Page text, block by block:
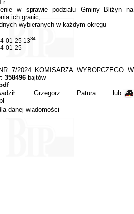
r.
w sprawie podziału Gminy Bliżyn na
ich granic,
wybieranych w każdym okręgu
01-25 1334
01-25
7/2024 KOMISARZA WYBORCZEGO W
358496bajtów
Grzegorz Paturalub:
danej wiadomości